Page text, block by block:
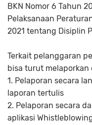
BKN Nomor 6 Tahun
Pelaksanaan
2021 tentang Disiplin
Terkait pelanggaran
bisa turut melaporkan
1. Pelaporan secara
laporan tertulis
2. Pelaporan secara
aplikasi